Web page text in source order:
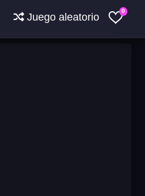
0
Juego aleatorio